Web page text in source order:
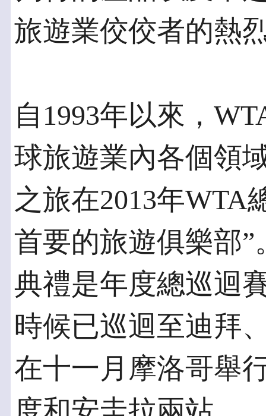
旅遊業佼佼者的熱
自1993年以來，
球旅遊業內各個領
之旅在2013年WTA
首要的旅遊俱樂部
典禮是年度總巡迴
時候已巡迴至迪拜
在十一月摩洛哥舉